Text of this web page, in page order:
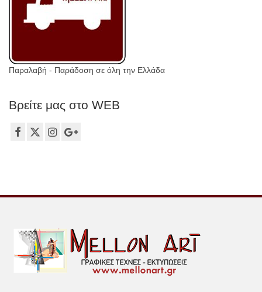
Παραλαβή - Παράδοση σε όλη την Ελλάδα
Βρείτε μας στο WEB